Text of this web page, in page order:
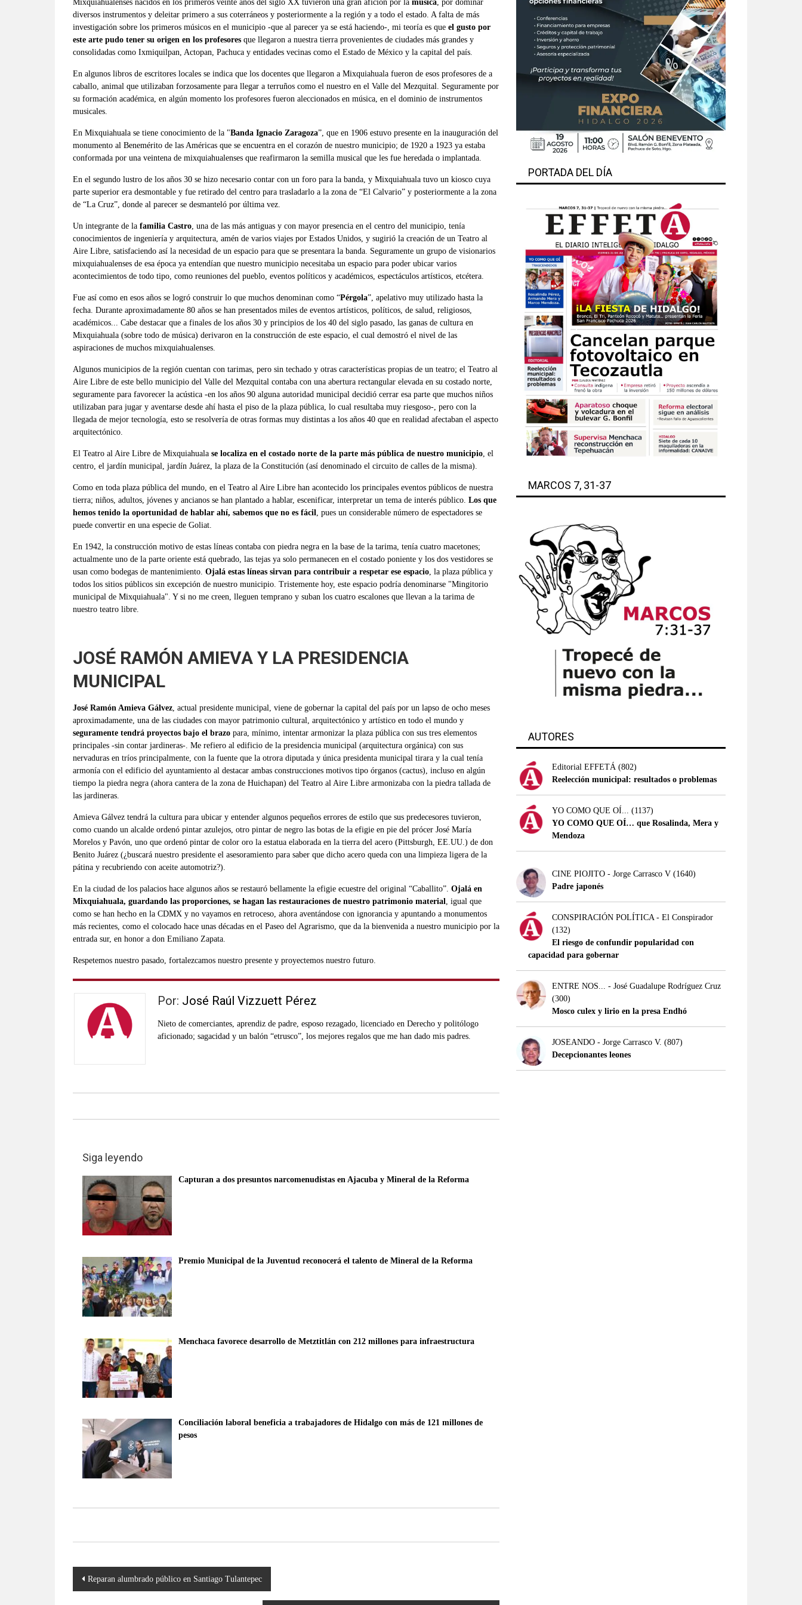
Mixquiahualenses nacidos en los primeros veinte años del siglo XX tuvieron una gran afición por la música, por dominar
diversos instrumentos y deleitar primero a sus coterráneos y posteriormente a la región y a todo el estado. A falta de más
investigación sobre los primeros músicos en el municipio -que al parecer ya se está haciendo-, mi teoría es que el gusto por
este arte pudo tener su origen en los profesores que llegaron a nuestra tierra provenientes de ciudades más grandes y
consolidadas como Ixmiquilpan, Actopan, Pachuca y entidades vecinas como el Estado de México y la capital del país.
En algunos libros de escritores locales se indica que los docentes que llegaron a Mixquiahuala fueron de esos profesores de a
caballo, animal que utilizaban forzosamente para llegar a terruños como el nuestro en el Valle del Mezquital. Seguramente por
su formación académica, en algún momento los profesores fueron aleccionados en música, en el dominio de instrumentos
musicales.
En Mixquiahuala se tiene conocimiento de la "Banda Ignacio Zaragoza”, que en 1906 estuvo presente en la inauguración del
monumento al Benemérito de las Américas que se encuentra en el corazón de nuestro municipio; de 1920 a 1923 ya estaba
conformada por una veintena de mixquiahualenses que reafirmaron la semilla musical que les fue heredada o implantada.
En el segundo lustro de los años 30 se hizo necesario contar con un foro para la banda, y Mixquiahuala tuvo un kiosco cuya
parte superior era desmontable y fue retirado del centro para trasladarlo a la zona de “El Calvario” y posteriormente a la zona
de “La Cruz”, donde al parecer se desmanteló por última vez.
Un integrante de la familia Castro, una de las más antiguas y con mayor presencia en el centro del municipio, tenía
conocimientos de ingeniería y arquitectura, amén de varios viajes por Estados Unidos, y sugirió la creación de un Teatro al
Aire Libre, satisfaciendo así la necesidad de un espacio para que se presentara la banda. Seguramente un grupo de visionarios
mixquiahualenses de esa época ya entendían que nuestro municipio necesitaba un espacio para poder ubicar varios
acontecimientos de todo tipo, como reuniones del pueblo, eventos políticos y académicos, espectáculos artísticos, etcétera.
Fue así como en esos años se logró construir lo que muchos denominan como “Pérgola”, apelativo muy utilizado hasta la
fecha. Durante aproximadamente 80 años se han presentados miles de eventos artísticos, políticos, de salud, religiosos,
académicos... Cabe destacar que a finales de los años 30 y principios de los 40 del siglo pasado, las ganas de cultura en
Mixquiahuala (sobre todo de música) derivaron en la construcción de este espacio, el cual demostró el nivel de las
aspiraciones de muchos mixquiahualenses.
Algunos municipios de la región cuentan con tarimas, pero sin techado y otras características propias de un teatro; el Teatro al
Aire Libre de este bello municipio del Valle del Mezquital contaba con una abertura rectangular elevada en su costado norte,
seguramente para favorecer la acústica -en los años 90 alguna autoridad municipal decidió cerrar esa parte que muchos niños
utilizaban para jugar y aventarse desde ahí hasta el piso de la plaza pública, lo cual resultaba muy riesgoso-, pero con la
llegada de mejor tecnología, esto se resolvería de otras formas muy distintas a los años 40 que en realidad afectaban el aspecto
arquitectónico.
El Teatro al Aire Libre de Mixquiahuala se localiza en el costado norte de la parte más pública de nuestro municipio, el
centro, el jardín municipal, jardín Juárez, la plaza de la Constitución (así denominado el circuito de calles de la misma).
Como en toda plaza pública del mundo, en el Teatro al Aire Libre han acontecido los principales eventos públicos de nuestra
tierra; niños, adultos, jóvenes y ancianos se han plantado a hablar, escenificar, interpretar un tema de interés público. Los que
hemos tenido la oportunidad de hablar ahí, sabemos que no es fácil, pues un considerable número de espectadores se
puede convertir en una especie de Goliat.
En 1942, la construcción motivo de estas líneas contaba con piedra negra en la base de la tarima, tenía cuatro macetones;
actualmente uno de la parte oriente está quebrado, las tejas ya solo permanecen en el costado poniente y los dos vestidores se
usan como bodegas de mantenimiento. Ojalá estas líneas sirvan para contribuir a respetar ese espacio, la plaza pública y
todos los sitios públicos sin excepción de nuestro municipio. Tristemente hoy, este espacio podría denominarse "Mingitorio
municipal de Mixquiahuala". Y si no me creen, lleguen temprano y suban los cuatro escalones que llevan a la tarima de
nuestro teatro libre.
JOSÉ RAMÓN AMIEVA Y LA PRESIDENCIA
MUNICIPAL
José Ramón Amieva Gálvez, actual presidente municipal, viene de gobernar la capital del país por un lapso de ocho meses
aproximadamente, una de las ciudades con mayor patrimonio cultural, arquitectónico y artístico en todo el mundo y
seguramente tendrá proyectos bajo el brazo para, mínimo, intentar armonizar la plaza pública con sus tres elementos
principales -sin contar jardineras-. Me refiero al edificio de la presidencia municipal (arquitectura orgánica) con sus
nervaduras en tríos principalmente, con la fuente que la otrora diputada y única presidenta municipal tirara y la cual tenía
armonía con el edificio del ayuntamiento al destacar ambas construcciones motivos tipo órganos (cactus), incluso en algún
tiempo la piedra negra (ahora cantera de la zona de Huichapan) del Teatro al Aire Libre armonizaba con la piedra tallada de
las jardineras.
Amieva Gálvez tendrá la cultura para ubicar y entender algunos pequeños errores de estilo que sus predecesores tuvieron,
como cuando un alcalde ordenó pintar azulejos, otro pintar de negro las botas de la efigie en pie del prócer José María
Morelos y Pavón, uno que ordenó pintar de color oro la estatua elaborada en la tierra del acero (Pittsburgh, EE.UU.) de don
Benito Juárez (¿buscará nuestro presidente el asesoramiento para saber que dicho acero queda con una limpieza ligera de la
pátina y recubriendo con aceite automotriz?).
En la ciudad de los palacios hace algunos años se restauró bellamente la efigie ecuestre del original “Caballito”. Ojalá en
Mixquiahuala, guardando las proporciones, se hagan las restauraciones de nuestro patrimonio material, igual que
como se han hecho en la CDMX y no vayamos en retroceso, ahora aventándose con ignorancia y apuntando a monumentos
más recientes, como el colocado hace unas décadas en el Paseo del Agrarismo, que da la bienvenida a nuestro municipio por la
entrada sur, en honor a don Emiliano Zapata.
Respetemos nuestro pasado, fortalezcamos nuestro presente y proyectemos nuestro futuro.
Por: José Raúl Vizzuett Pérez
Nieto de comerciantes, aprendiz de padre, esposo rezagado, licenciado en Derecho y politólogo
aficionado; sagacidad y un balón “etrusco”, los mejores regalos que me han dado mis padres.
Siga leyendo
Capturan a dos presuntos narcomenudistas en Ajacuba y Mineral de la Reforma
Premio Municipal de la Juventud reconocerá el talento de Mineral de la Reforma
Menchaca favorece desarrollo de Metztitlán con 212 millones para infraestructura
Conciliación laboral beneficia a trabajadores de Hidalgo con más de 121 millones de
pesos
Navegación
de
Reparan alumbrado público en Santiago Tulantepec
PORTADA DEL DÍA
MARCOS 7, 31-37
AUTORES
Editorial EFFETÁ (802)
Reelección municipal: resultados o problemas
YO COMO QUE OÍ... (1137)
YO COMO QUE OÍ… que Rosalinda, Mera y
Mendoza
CINE PIOJITO - Jorge Carrasco V (1640)
Padre japonés
CONSPIRACIÓN POLÍTICA - El Conspirador
(132)
El riesgo de confundir popularidad con
capacidad para gobernar
ENTRE NOS... - José Guadalupe Rodríguez Cruz
(300)
Mosco culex y lirio en la presa Endhó
JOSEANDO - Jorge Carrasco V. (807)
Decepcionantes leones